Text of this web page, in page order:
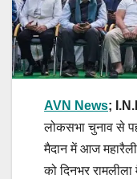
AVN News;
लोकसभा चुनाव से
मैदान में आज
को दिनभर